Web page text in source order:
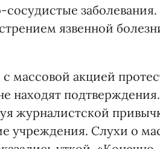
язвенной
массовой акцией
находят
журналистской
учреждения. Слухи о